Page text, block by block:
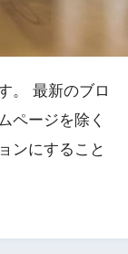
。 最新のブロ
ページを除く
ンにすること